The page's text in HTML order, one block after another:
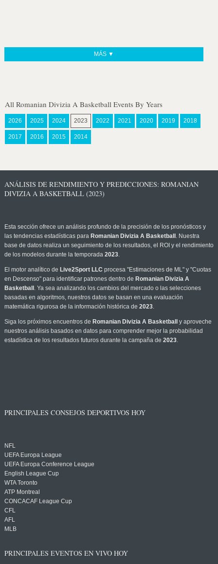
MÁS ▼
All Romanian Divizia A Basketball Events By Years
2026 2025 2024 2023 2022 2021 2020 2019 2018
2017 2016 2015 2014
ANÁLISIS DE RENDIMIENTO Y PREDICCIONES: ROMANIAN
DIVIZIA A BASKETBALL (2023)
Esta sección ofrece un análisis profundo de la precisión de los pronósticos y
las tendencias estadísticas para Romanian Divizia A Basketball . Nuestra
base de datos realiza un seguimiento de los resultados, el ROI y el rendimiento
de los modelos durante la temporada 2023.
El motor analítico de Live2Sport LLC procesa "Estimaciones de ML" y "Cuotas
en Descenso" para identificar patrones dentro de Romanian Divizia A
Basketball . Ya sea analizando los cambios del mercado o las selecciones
basadas en algoritmos, nuestros datos se basan en una evaluación
matemática rigurosa de la información histórica de 2023.
Siga los próximos encuentros de Romanian Divizia A Basketball
y aproveche
nuestros análisis basados en datos para comprender mejor la probabilidad
estadística de los resultados futuros durante la campaña de 2023.
PRINCIPALES CONSEJOS DEPORTIVOS HOY
NFL
UEFA Europa League
UEFA Europa Conference League
English League Cup
WTA Toronto
ATP Montreal
CONCACAF League Cup
CFL
AFL
MLB
PRINCIPALES EVENTOS EN VIVO HOY